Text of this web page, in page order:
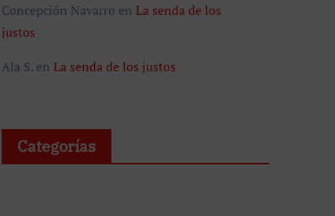
Concepción Navarro en La senda de los
justos
Ala S. en La senda de los justos
Categorías